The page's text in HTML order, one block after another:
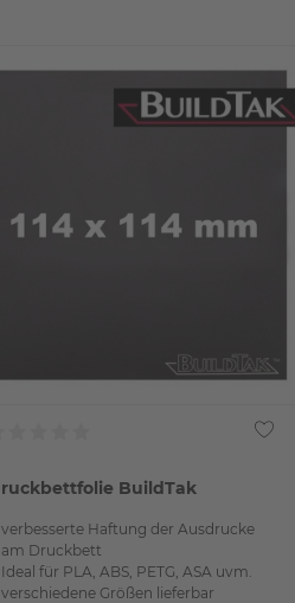
BuildTak
verbesserte Haftung der Ausdrucke
am Druckbett
Ideal für PLA, ABS, PETG, ASA uvm.
verschiedene Größen lieferbar